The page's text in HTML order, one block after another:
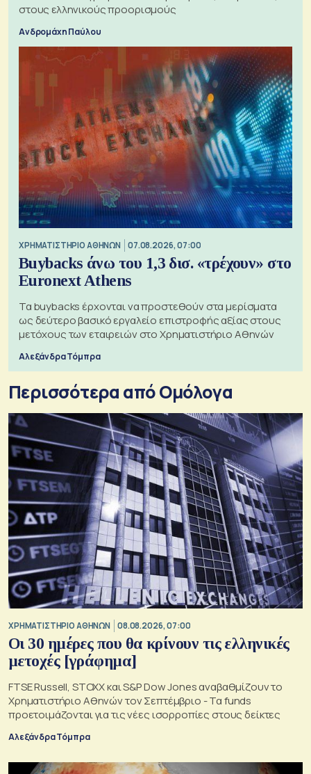
στους ελληνικούς προορισμούς
Ανδρομάχη Παύλου
XΡΗΜΑΤΙΣΤΗΡΙΟ ΑΘΗΝΩΝ 07.08.2026, 07:00
Buybacks άνω του 1,3 δισ. «τρέχουν» στο
Euronext Athens
Τα buybacks έρχονται να προστεθούν στα μερίσματα
ως δεύτερο βασικό εργαλείο επιστροφής αξίας στους
μετόχους των εταιρειών στο Χρηματιστήριο Αθηνών
Αλεξάνδρα Τόμπρα
Περισσότερα από Ομόλογα
XΡΗΜΑΤΙΣΤΗΡΙΟ ΑΘΗΝΩΝ 08.08.2026, 07:00
Οι 30 ημέρες που θα κρίνουν τις ελληνικές
μετοχές [γράφημα]
FTSE Russell, STOXX και S&P Dow Jones αναβαθμίζουν το
Χρηματιστήριο Αθηνών τον Σεπτέμβριο - Τα funds
προετοιμάζονται για τις νέες ισορροπίες στους δείκτες
Αλεξάνδρα Τόμπρα